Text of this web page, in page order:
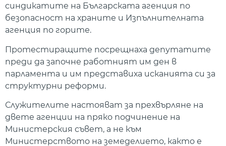
синдикатите на Българската агенция по
безопасност на храните и Изпълнителната
агенция по горите.
Протестиращите посрещнаха депутатите
преди да започне работният им ден в
парламента и им представиха исканията си за
структурни реформи.
Служителите настояват за прехвърляне на
двете агенции на пряко подчинение на
Министерския съвет, а не към
Министерството на земеделието, както е